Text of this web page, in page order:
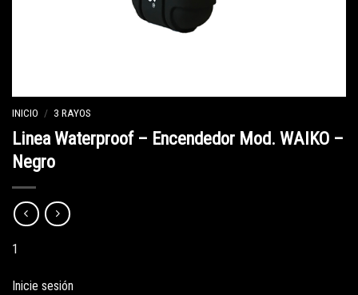
INICIO / 3 RAYOS
Linea Waterproof – Encendedor Mod. WAIKO –
Negro
1
Inicie sesión